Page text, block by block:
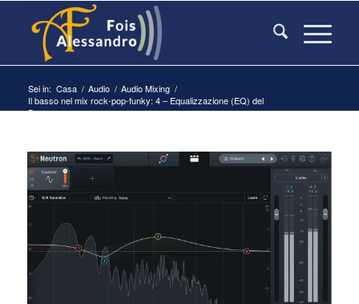
Sei in: Casa / Audio / Audio Mixing /
Il basso nel mix rock-pop-funky: 4 – Equalizzazione (EQ) del
Basso...